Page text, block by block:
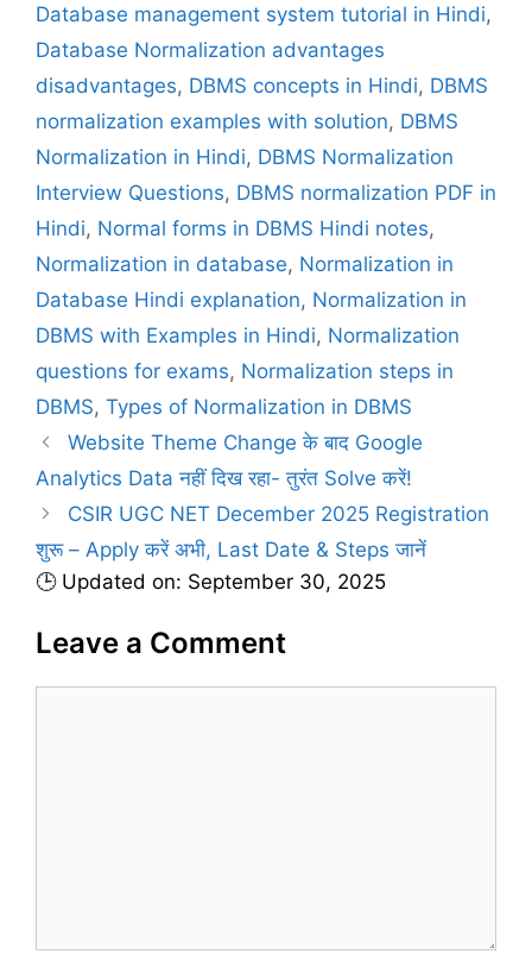
e
g
o
r
s
s
Database management system tutorial in Hindi,
Database Normalization advantages
disadvantages, DBMS concepts in Hindi, DBMS
normalization examples with solution, DBMS
Normalization in Hindi, DBMS Normalization
Interview Questions, DBMS normalization PDF in
Hindi, Normal forms in DBMS Hindi notes,
Normalization in database, Normalization in
Database Hindi explanation, Normalization in
DBMS with Examples in Hindi, Normalization
questions for exams, Normalization steps in
DBMS, Types of Normalization in DBMS
Website Theme Change के बाद Google
Analytics Data नहीं दिख रहा- तुरंत Solve करें!
CSIR UGC NET December 2025 Registration
शुरू – Apply करें अभी, Last Date & Steps जानें
🕒 Updated on: September 30, 2025
Leave a Comment